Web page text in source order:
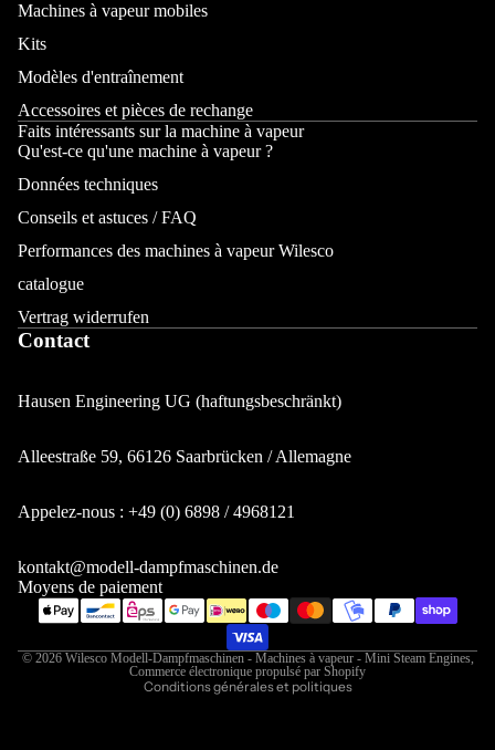
Machines à vapeur mobiles
Kits
Modèles d'entraînement
Accessoires et pièces de rechange
Faits intéressants sur la machine à vapeur
Qu'est-ce qu'une machine à vapeur ?
Données techniques
Conseils et astuces / FAQ
Performances des machines à vapeur Wilesco
catalogue
Vertrag widerrufen
Contact
Hausen Engineering UG (haftungsbeschränkt)
Alleestraße 59, 66126 Saarbrücken / Allemagne
Appelez-nous : +49 (0) 6898 / 4968121
kontakt@modell-dampfmaschinen.de
Moyens de paiement
© 2026 Wilesco Modell-Dampfmaschinen - Machines à vapeur - Mini Steam Engines,
Commerce électronique propulsé par Shopify
Conditions générales et politiques
Conditions d’utilisation
Politique de remboursement
Politique d’expédition